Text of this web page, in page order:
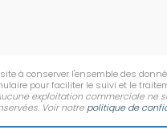
à conserver l'ensemble des
pour faciliter le suivi et le
exploitation commerciale ne
Voir notre politique de